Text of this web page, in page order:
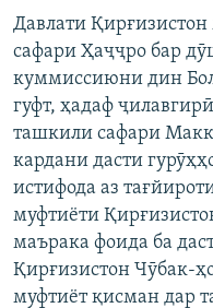
Ҷаҳиш
ба
ҷустор
ОСИЁИ МАРКАЗӢ
ФАРҲАНГ
МЕҲМОНИ ОЗОДӢ
ВАРЗИШ
ҶАНГ ДАР УКРАИНА
НАЗАРИ МАРДУМ
БЛОГИСТОН
ОЗОДӢ ОНЛАЙН
ЧАНДРАСОНАӢ
ВИДЕО
НИГОРИСТОН
ГУЗОРИШҲОИ РАДИОӢ
РӮЙХАТҲО
КИТОБҲОИ ОЗОДӢ
Русский
ПАЙГИРӢ КУНЕД
Давлати
сафари Ҳаҷҷро бар
куммиссиюни дин
гуфт, ҳадаф
ташкили сафари
кардани дасти
истифода аз
муфтиёти
маърака фоида ба
Қирғизистон Чӯбак-
муфтиёт қисман дар